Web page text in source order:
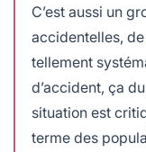
C’est aussi un
accidentelles,
tellement
d’accident, ça
situation est
terme des